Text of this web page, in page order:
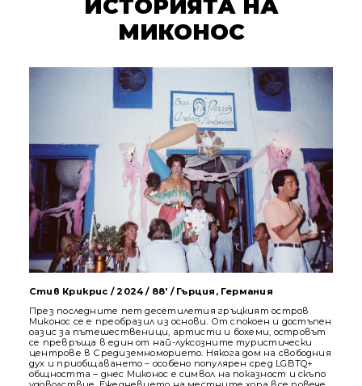
ИСТОРИЯТА НА
МИКОНОС
Стив Крикрис / 2024 / 88' / Гърция, Германия
През последните пет десетилетия гръцкият остров
Миконос се е преобразил из основи. От спокоен и достъпен
оазис за пътешественици, артисти и бохеми, островът
се превръща в един от най-луксозните туристически
центрове в Средиземноморието. Някога дом на свободния
дух и приобщаването – особено популярен сред LGBTQ+
общността – днес Миконос е символ на показност и скъпо